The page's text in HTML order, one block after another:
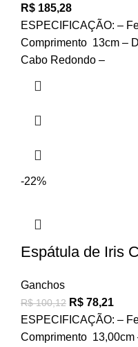
R$ 185,28
ESPECIFICAÇÃO: –
Comprimento 13cm –
Cabo Redondo –
-22%
Espátula de Iris
Ganchos
R$100,12 R$ 78,21
ESPECIFICAÇÃO: –
Comprimento 13,00cm